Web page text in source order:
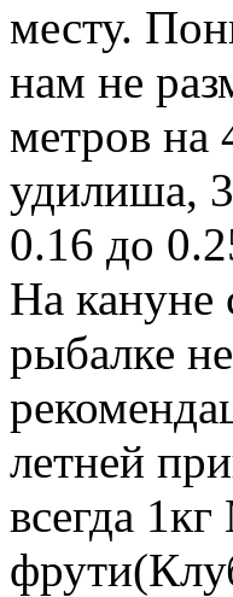
месту.
нам не
метров на
удилиша,
0.16 до
На кануне
рыбалке
летней
всегда